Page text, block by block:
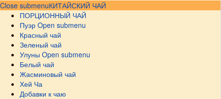
Close submenuКИТАЙСКИЙ ЧАЙ
ПОРЦИОННЫЙ ЧАЙ
Пуэр Open submenu
Красный чай
Зеленый чай
Улуны Open submenu
Белый чай
Жасминовый чай
Хей Ча
Добавки к чаю